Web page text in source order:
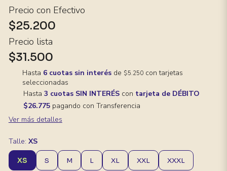
Precio con Efectivo
$25.200
Precio lista
$31.500
Hasta 6 cuotas sin interés de $5.250 con tarjetas
seleccionadas
Hasta 3 cuotas SIN INTERÉScon tarjeta de DÉBITO
$26.775pagando con Transferencia
Ver más detalles
Talle: XS
XS S M L XL XXL XXXL